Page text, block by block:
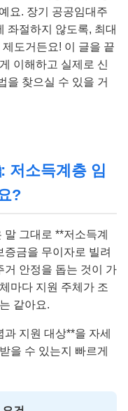
요. 장기 공공임대주
좌절하지 않도록, 최대
도거든요! 이 글을 끝
이해하고 실제로 신
을 찾으실 수 있을 거
저소득계층 임
?
그대로 **저소득계
금을 무이자로 빌려
거 안정을 돕는 것이 가
마다 지원 주체가 조
같아요.
지원 대상**을 자세
을 수 있는지 빠르게